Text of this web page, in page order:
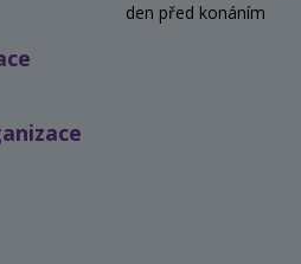
den před konáním